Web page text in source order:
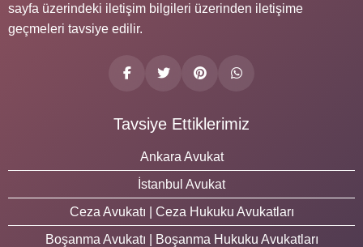
sayfa üzerindeki iletişim bilgileri üzerinden iletişime
geçmeleri tavsiye edilir.
Tavsiye Ettiklerimiz
Ankara Avukat
İstanbul Avukat
Ceza Avukatı | Ceza Hukuku Avukatları
Boşanma Avukatı | Boşanma Hukuku Avukatları